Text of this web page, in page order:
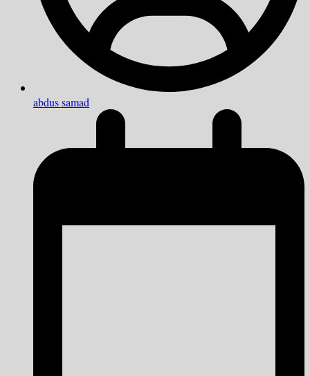
abdus samad